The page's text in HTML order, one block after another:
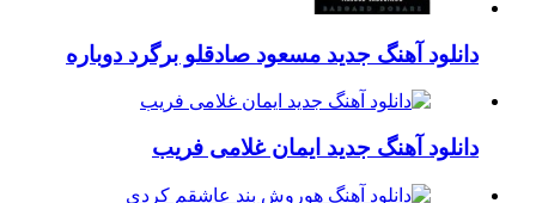
دانلود آهنگ جدید مسعود صادقلو برگرد دوباره
دانلود آهنگ جدید ایمان غلامی فریب